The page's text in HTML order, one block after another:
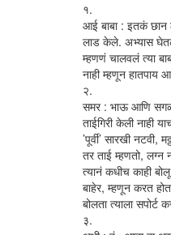
१.
आई बाबा : इतकं छान
लाड केले. अभ्यास
म्हणणं चालवलं त्या
नाही म्हणून हातपाय
२.
समर : भाऊ आणि
ताईगिरी केली नाही
’पूर्वी’ सारखी
तर ताई म्हणतो, लग्न
त्यानं कधीच काही
बाहेर, म्हणून करत
बोलता त्याला सपोर्ट
३.